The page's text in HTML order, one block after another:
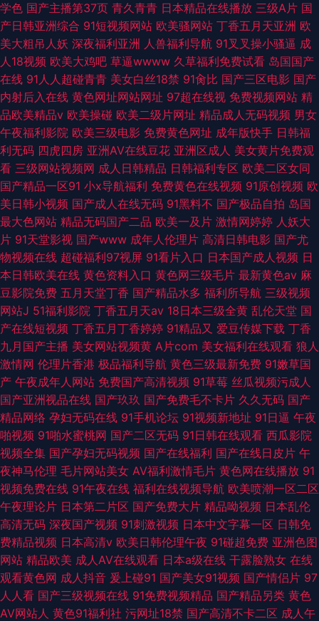
学色 国产主播第37页 青久青青 日本精品在线播放 三级A片 国
产日韩亚洲综合 91短视频网站 欧美骚网站 丁香五月天亚洲 欧
美大粗吊人妖 深夜福利亚洲 人兽福利导航 91叉叉操小骚逼 成
人18视频 欧美大鸡吧 草逼wwww 久草福利免费试看 岛国国产
在线 91人人超碰青青 美女白丝18禁 91肏比 国产三区电影 国产
内射后入在线 黄色网址网站网址 97超在线视 免费视频网站 精
品欧美精品v 欧美操碰 欧美二级片网址 精品成人无码视频 男女
午夜福利影院 欧美三级电影 免费黄色网址 成年版快手 日韩福
利无码 四虎四房 亚洲AV在线豆花 亚洲区成人 美女黄片免费观
看 三级网站视频网 成人日韩精品 日韩福利专区 欧美二区女同
国产精品一区91 小x导航福利 免费黄色在线视频 91原创视频 欧
美日韩小视频 国产成人在线无码 91黑料不 国产极品自拍 岛国
最大色网站 精品无码国产二品 欧美一及片 激情网婷婷 人妖大
片 91天堂影视 国产www 成年人伦理片 高清日韩电影 国产尤
物视频在线 超碰福利97视屏 91看片入口 日本国产成人视频 日
本日韩欧美在线 黄色资料入口 黄色网三级毛片 最新黄色av 麻
豆影院免费 五月天堂丁香 国产精品水多 福利所导航 三级视频
网站J 51福利影院 丁香五月天av 18日本三级全黄 乱伦天堂 国
产在线短视频 丁香五月丁香婷婷 91精品又 爱豆传媒下载 丁香
九月国产主播 美女网站视频黄 A片com 美女福利在线观看 狼人
激情网 伦理片香港 极品福利导航 黄色三级最新免费 91嫩草国
产 午夜成年人网站 免费国产高清视频 91草莓 丝瓜视频污成人
国产亚洲视品在线 国产玖玖 国产免费毛不卡片 久久无码 国产
精品网络 孕妇无码在线 91手机论坛 91视频新地址 91日逼 午夜
啪视频 91啪水蜜桃网 国产二区无码 91日韩在线观看 西瓜影院
视频全集 国产孕妇无码视频 国产在线福利 国产在线日皮片 午
夜神马伦理 毛片网站美女 AV福利激情毛片 黄色网在线播放 91
视频免费在线 91午夜在线 福利在线视频导航 欧美喷潮一区二区
午夜理论片 日本第二片区 国产免费大片 精品呦视频 日本乱伦
高清无码 深夜国产视频 91刺激视频 日本中文字幕一区 日韩免
费精品视频 日本高清v 欧美日韩伦理午夜 91碰超免费 亚洲色图
网站 精品欧美 成人AV在线观看 日本a级在线 干露脸熟女 在线
观看黄色网 成人抖音 爰上碰91 国产美女91视频 国产情侣片 97
人人看 国产三级视频在线 91免费视频精品 国产精品另类 黄色
AV网站人 黄色91福利社 污网址18禁 国产高清不卡二区 成人午